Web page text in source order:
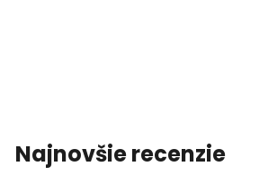
Najnovšie recenzie